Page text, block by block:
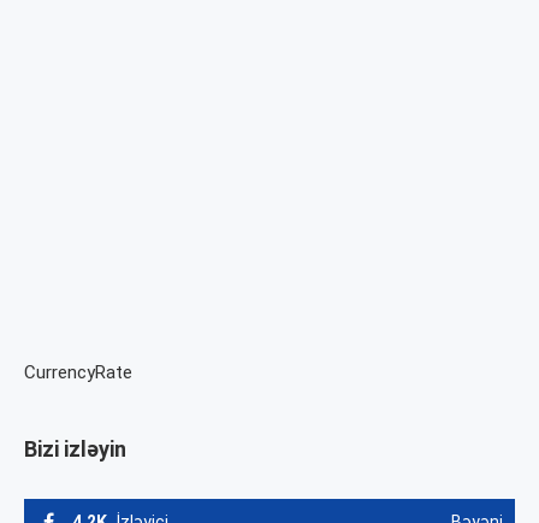
CurrencyRate
Bizi izləyin